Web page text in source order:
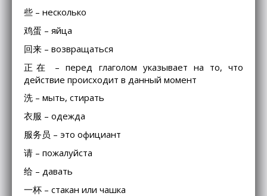
些 – несколько
鸡蛋 – яйца
回来 – возвращаться
正在 – перед глаголом указывает на то, что
действие происходит в данный момент
洗 – мыть, стирать
衣服 – одежда
服务员 – это официант
请 – пожалуйста
给 – давать
一杯 – стакан или чашка